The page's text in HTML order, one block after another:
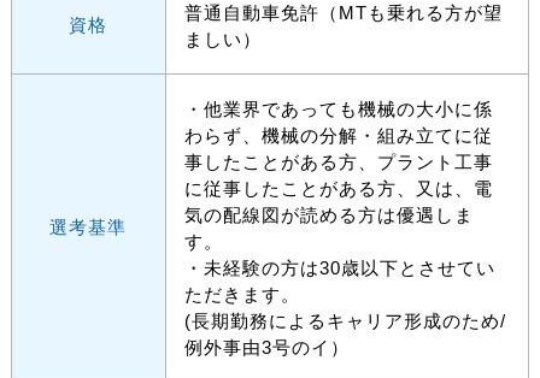
資格
普通自動車免許（MTも乗れる方が望
ましい）
選考基準
・他業界であっても機械の大小に係
わらず、機械の分解・組み立てに従
事したことがある方、プラント工事
に従事したことがある方、又は、電
気の配線図が読める方は優遇しま
す。
・未経験の方は30歳以下とさせてい
ただきます。
(長期勤務によるキャリア形成のため/
例外事由3号のイ）